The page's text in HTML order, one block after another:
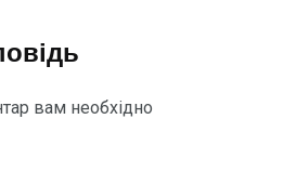
вам необхідно